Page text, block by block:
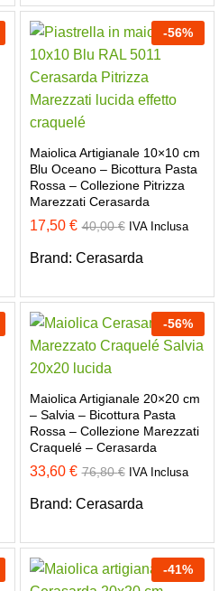
-56%
Maiolica Artigianale 10×10 cm
Blu Oceano – Bicottura Pasta
Rossa – Collezione Pitrizza
Marezzati Cerasarda
17,50 € 40,00€ IVA Inclusa
Brand: Cerasarda
-56%
Maiolica Artigianale 20×20 cm
– Salvia – Bicottura Pasta
Rossa – Collezione Marezzati
Craquelé – Cerasarda
33,60 € 76,80€ IVA Inclusa
Brand: Cerasarda
-41%